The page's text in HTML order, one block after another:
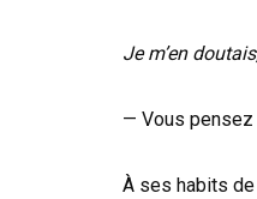
Je m’en
— Vous pensez
À ses habits de